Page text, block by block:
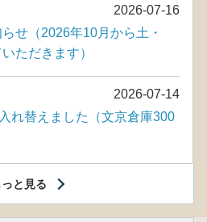
2026-07-16
せ（2026年10月から土・
ただきます）
2026-07-14
れ替えました（文京倉庫300
っと見る